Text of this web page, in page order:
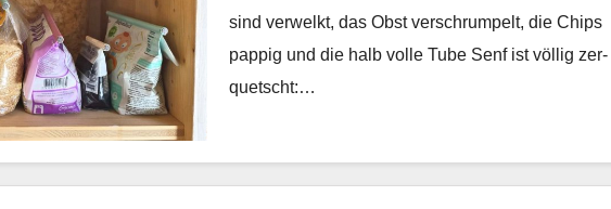
sind ver­welkt, das Obst ver­schrumpelt, die Chips
pap­pig und die halb volle Tube Senf ist völ­lig zer­
quetscht:…